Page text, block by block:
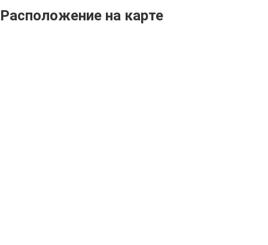
Расположение на карте